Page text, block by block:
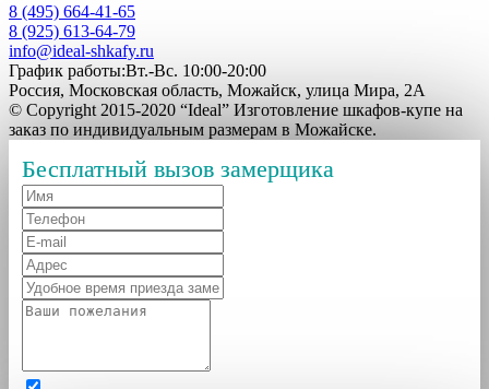
8 (495) 664-41-65
8 (925) 613-64-79
info@ideal-shkafy.ru
График работы:Вт.-Вс. 10:00-20:00
Россия, Московская область, Можайск, улица Мира, 2А
© Copyright 2015-2020 “Ideal” Изготовление шкафов-купе на
заказ по индивидуальным размерам в Можайске.
Бесплатный вызов замерщика